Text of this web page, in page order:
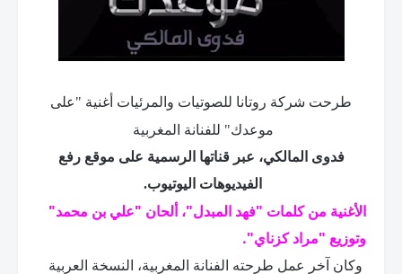
طرحت شركة روتانا للصوتيات والمرئيات أغنية "على
موعدك" للفنانة المغربية
فدوى المالكي، عبر قناتها الرسمية على موقع رفع
الفيديوهات اليوتيوب.
الأغنية من كلمات "فهد المبدل"، ألحان "علي بن محمد"
وتوزيع "مراد كزناي".
وكان آخر عمل طرحته الفنانة المغربية، النسخة العربية